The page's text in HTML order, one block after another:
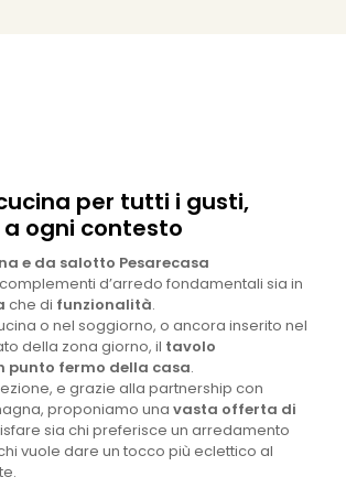
per tutti i gusti,
ogni contesto
e da salotto Pesarecasa
d’arredo fondamentali sia in
che di funzionalità.
o nel soggiorno, o ancora inserito nel
della zona giorno, il tavolo
punto fermo della casa.
e grazie alla partnership con
proponiamo una vasta offerta di
sia chi preferisce un arredamento
vuole dare un tocco più eclettico al